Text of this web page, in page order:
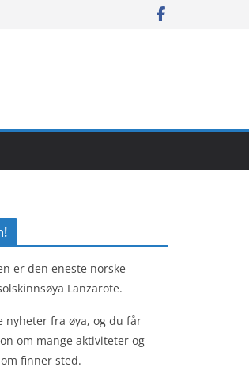
er den eneste norske
Lanzarote.
nyheter fra øya, og du får
om mange aktiviteter og
finner sted.